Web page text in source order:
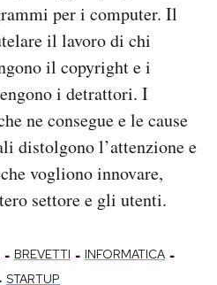
per i computer. Il
il lavoro di chi
il copyright e i
i detrattori. I
ne consegue e le cause
distolgono l’attenzione e
vogliono innovare,
settore e gli utenti.
- BREVETTI - INFORMATICA -
STARTUP